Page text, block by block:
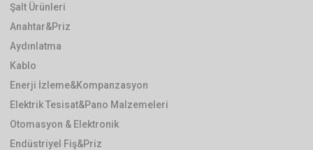
Şalt Ürünleri
Anahtar&Priz
Aydınlatma
Kablo
Enerji İzleme&Kompanzasyon
Elektrik Tesisat&Pano Malzemeleri
Otomasyon & Elektronik
Endüstriyel Fiş&Priz